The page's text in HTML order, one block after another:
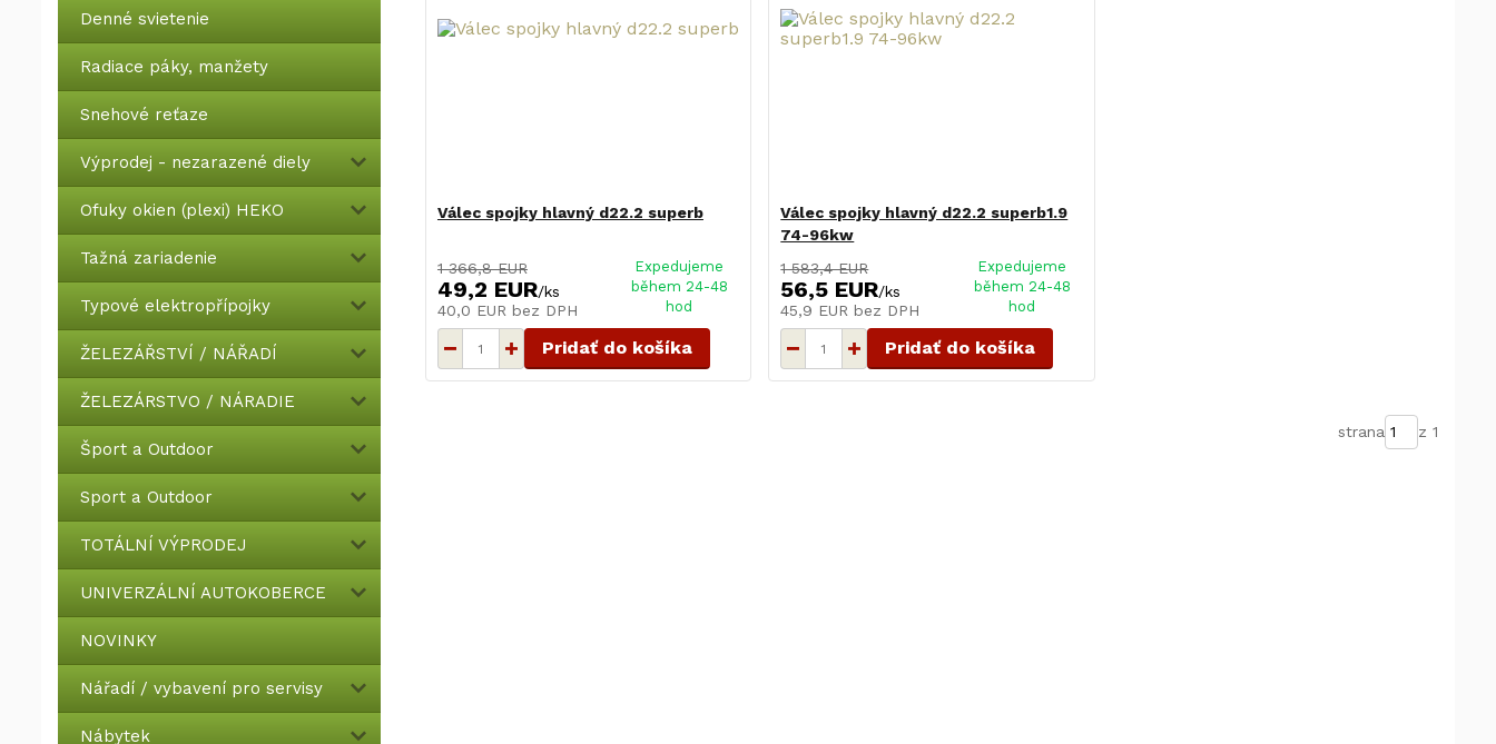
Denné svietenie
Radiace páky, manžety
Snehové reťaze
Výprodej - nezarazené diely
Ofuky okien (plexi) HEKO
Tažná zariadenie
Typové elektropřípojky
ŽELEZÁŘSTVÍ / NÁŘADÍ
ŽELEZÁRSTVO / NÁRADIE
Šport a Outdoor
Sport a Outdoor
TOTÁLNÍ VÝPRODEJ
UNIVERZÁLNÍ AUTOKOBERCE
NOVINKY
Nářadí / vybavení pro servisy
Nábytek
Válec spojky hlavný d22.2 superb
1 366,8 EUR
49,2 EUR/ks
40,0 EUR bez DPH
Expedujeme
během 24-48
hod
Pridať do košíka
Válec spojky hlavný d22.2 superb1.9
74-96kw
1 583,4 EUR
56,5 EUR/ks
45,9 EUR bez DPH
Expedujeme
během 24-48
hod
Pridať do košíka
strana z 1